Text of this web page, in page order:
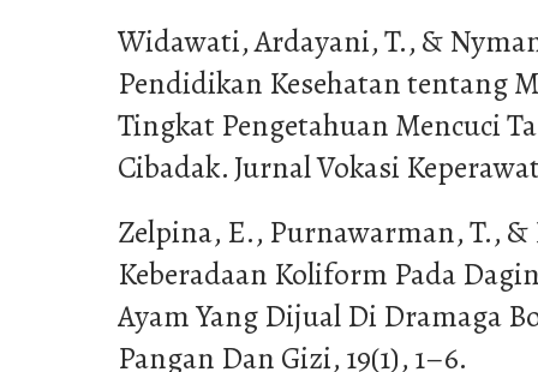
Widawati, Ardayani, T., &
Pendidikan Kesehatan tentang
Tingkat Pengetahuan Mencuci
Cibadak. Jurnal Vokasi
Zelpina, E., Purnawarman, T., &
Keberadaan Koliform Pada
Ayam Yang Dijual Di Dramaga
Pangan Dan Gizi, 19(1), 1–6.